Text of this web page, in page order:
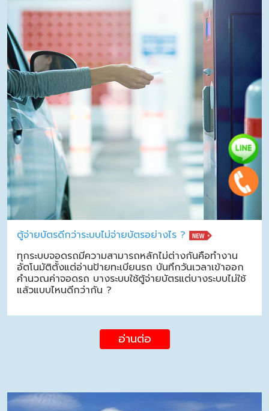
ตู้จ่ายบัตรดีกว่าระบบไม่จ่ายบัตรอย่างไร ?
ทุกระบบจอดรถมีความสามารถหลักไม่ต่างกันคือทำงาน
อัตโนมัติตั้งแต่อ่านป้ายทะเบียนรถ บันทึกวันเวลาเข้าออก
คำนวณค่าจอดรถ บางระบบใช้ตู้จ่ายบัตรแต่บางระบบไม่ใช้
แล้วแบบไหนดีกว่ากัน ?
อ่านต่อ